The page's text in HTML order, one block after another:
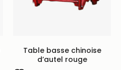
Table basse chinoise
d’autel rouge